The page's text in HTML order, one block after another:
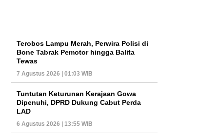
Terobos Lampu Merah, Perwira Polisi di
Bone Tabrak Pemotor hingga Balita
Tewas
7 Agustus 2026 | 01:03 WIB
Tuntutan Keturunan Kerajaan Gowa
Dipenuhi, DPRD Dukung Cabut Perda
LAD
6 Agustus 2026 | 13:55 WIB